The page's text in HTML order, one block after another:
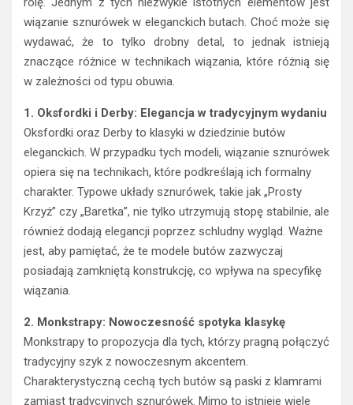
wiązanie sznurówek w eleganckich butach. Choć może się
wydawać, że to tylko drobny detal, to jednak istnieją
znaczące różnice w technikach wiązania, które różnią się
w zależności od typu obuwia.
1. Oksfordki i Derby: Elegancja w tradycyjnym wydaniu
Oksfordki oraz Derby to klasyki w dziedzinie butów
eleganckich. W przypadku tych modeli, wiązanie sznurówek
opiera się na technikach, które podkreślają ich formalny
charakter. Typowe układy sznurówek, takie jak „Prosty
Krzyż” czy „Baretka”, nie tylko utrzymują stopę stabilnie, ale
również dodają elegancji poprzez schludny wygląd. Ważne
jest, aby pamiętać, że te modele butów zazwyczaj
posiadają zamkniętą konstrukcję, co wpływa na specyfikę
wiązania.
2. Monkstrapy: Nowoczesność spotyka klasykę
Monkstrapy to propozycja dla tych, którzy pragną połączyć
tradycyjny szyk z nowoczesnym akcentem.
Charakterystyczną cechą tych butów są paski z klamrami
zamiast tradycyjnych sznurówek. Mimo to istnieje wiele